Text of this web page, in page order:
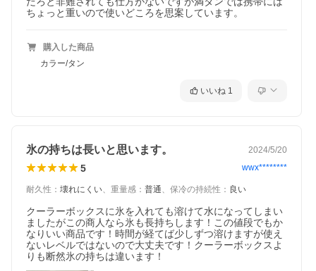
ちょっと重いので使いどころを思案しています。
購入した商品
カラー/タン
いいね 1
氷の持ちは長いと思います。 2024/5/20
5 wwx********
耐久性 ： 壊れにくい、 重量感 ： 普通、 保冷の持続性 ： 良い
クーラーボックスに氷を入れても溶けて水になってしまい
ましたがこの商人なら氷も長持ちします！この値段でもか
なりいい商品です！時間が経てば少しずつ溶けますが使え
ないレベルではないので大丈夫です！クーラーボックスよ
りも断然氷の持ちは違います！